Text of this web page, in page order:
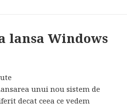
lansa Windows
unui nou sistem de
decat ceea ce vedem